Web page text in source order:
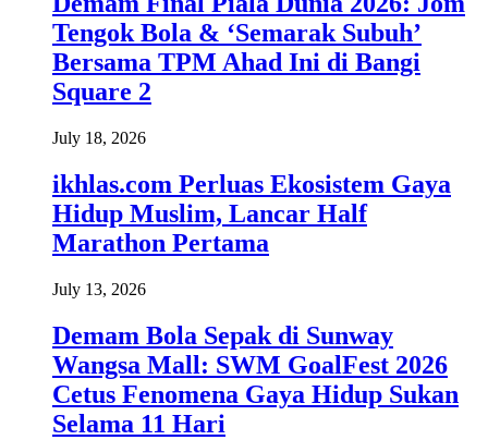
Tengok Bola & ‘Semarak Subuh’
Bersama TPM Ahad Ini di Bangi
Square 2
July 18, 2026
ikhlas.com Perluas Ekosistem Gaya
Hidup Muslim, Lancar Half
Marathon Pertama
July 13, 2026
Demam Bola Sepak di Sunway
Wangsa Mall: SWM GoalFest 2026
Cetus Fenomena Gaya Hidup Sukan
Selama 11 Hari